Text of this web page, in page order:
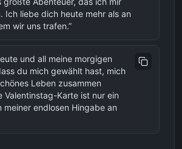
Ich liebe dich heute mehr als an
wir uns trafen.”
und all meine morgigen
du mich gewählt hast, mich
Leben zusammen
Valentinstag-Karte ist nur ein
meiner endlosen Hingabe an